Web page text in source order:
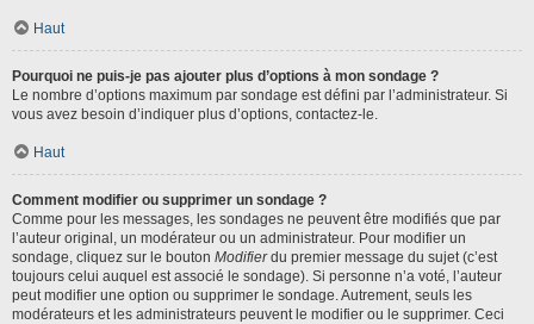
Haut
Pourquoi ne puis-je pas ajouter plus d’options à mon sondage ?
Le nombre d’options maximum par sondage est défini par l’administrateur. Si
vous avez besoin d’indiquer plus d’options, contactez-le.
Haut
Comment modifier ou supprimer un sondage ?
Comme pour les messages, les sondages ne peuvent être modifiés que par
l’auteur original, un modérateur ou un administrateur. Pour modifier un
sondage, cliquez sur le bouton Modifierdu premier message du sujet (c’est
toujours celui auquel est associé le sondage). Si personne n’a voté, l’auteur
peut modifier une option ou supprimer le sondage. Autrement, seuls les
modérateurs et les administrateurs peuvent le modifier ou le supprimer. Ceci